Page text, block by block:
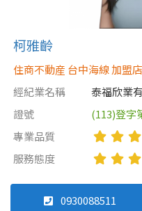
售價
柯雅齡
住商不動産 台中海線 加盟店
經紀業名稱
泰福欣業
證號
(113)登字
專業品質
服務態度
0930088511